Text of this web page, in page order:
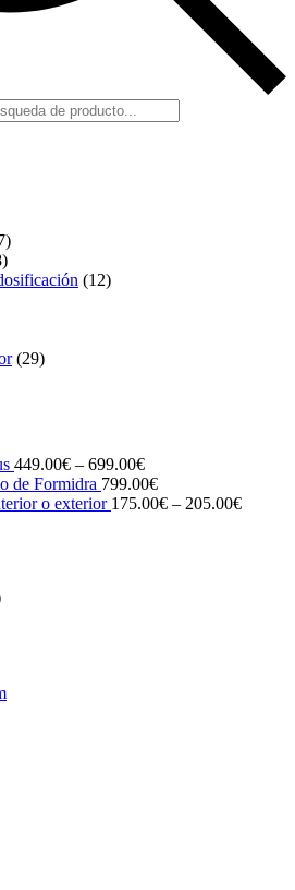
(12)
(29)
449.00€ – 699.00€
de Formidra 799.00€
o exterior 175.00€ – 205.00€